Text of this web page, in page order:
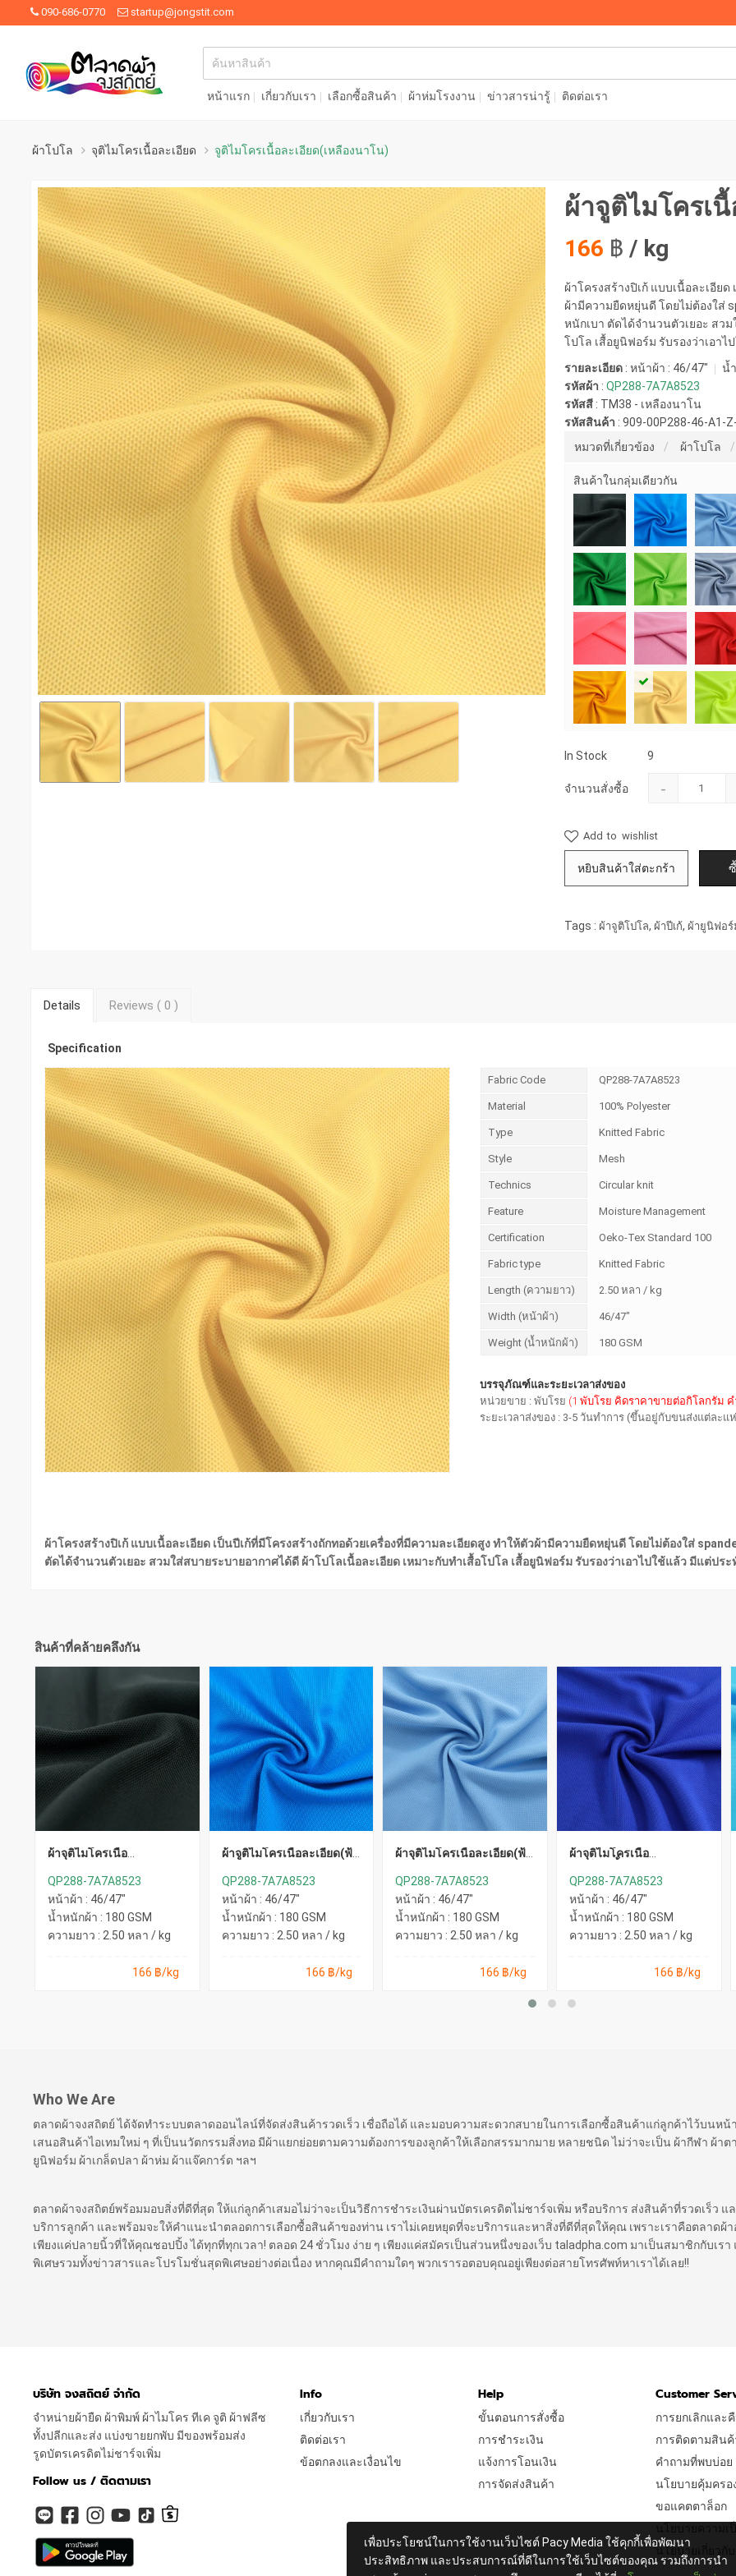
090-686-0770 startup@jongstit.com
หน้าแรก เกี่ยวกับเรา เลือกซื้อสินค้า ผ้าห่มโรงงาน ข่าวสารน่ารู้ ติดต่อเรา
ผ้าโปโล จุติไมโครเนื้อละเอียด จูติไมโครเนื้อละเอียด(เหลืองนาโน)
จูติไมโครเนื้อละเอียด(เหลืองนาโน) #1
ผ้าจูติไมโครเ
166 ฿ / kg
ผ้าโครงสร้างปิเก้ แบบเนื้อละเอีย
ผ้ามีความยืดหยุ่นดี โดยไม่ต้องใส่
หนักเบา ตัดได้จำนวนตัวเยอะ สว
โปโล เสื้อยูนิฟอร์ม รับรองว่าเอา
รายละเอียด : หน้าผ้า : 46/47" น้
รหัสผ้า : QP288-7A7A8523
รหัสสี : TM38 - เหลืองนาโน
รหัสสินค้า : 909-00P288-46-A1-
หมวดที่เกี่ยวข้อง
ผ้าโปโล
สินค้าในกลุ่มเดียวกัน
In Stock 9
จำนวนสั่งซื้อ -
Add to wishlist
Tags : ผ้าจูติโปโล, ผ้าปีเก้, ผ้ายูนิฟอร์
Details Reviews ( 0 )
Specification
Fabric Code QP288-7A7A8523
Material 100% Polyester
Type Knitted Fabric
Style Mesh
Technics Circular knit
Feature Moisture Management
Certification Oeko-Tex Standard 100
Fabric type Knitted Fabric
Length (ความยาว) 2.50 หลา / kg
Width (หน้าผ้า) 46/47"
Weight (น้ำหนักผ้า) 180 GSM
บรรจุภัณฑ์และระยะเวลาส่งของ
หน่วยขาย : พับโรย (1 พับโรย คิดราคาขายต่อกิโลกรัม
ระยะเวลาส่งของ : 3-5 วันทำการ (ขึ้นอยู่กับขนส่งแต่ละแ
ผ้าโครงสร้างปิเก้ แบบเนื้อละเอียด เป็นปีเก้ที่มีโครงสร้างถักทอด้วยเครื่องที่มีความละเอียดสูง ทำให้ตัวผ้ามีความยืดหยุ่นดี โดยไม่ต้องใส่
ตัดได้จำนวนตัวเยอะ สวมใส่สบายระบายอากาศได้ดี ผ้าโปโลเนื้อละเอียด เหมาะกับทำเสื้อโปโล เสื้อยูนิฟอร์ม รับรองว่าเอาไปใช้แล้ว มีแต่ปร
สินค้าที่คล้ายคลึงกัน
ผ้าจุติไมโครเนื้อ
QP288-7A7A8523
หน้าผ้า : 46/47"
น้ำหนักผ้า : 180 GSM
ความยาว : 2.50 หลา / kg
166 ฿/kg
ผ้าจูติไมโครเนื้อละเอียด(ฟ้า
QP288-7A7A8523
หน้าผ้า : 46/47"
น้ำหนักผ้า : 180 GSM
ความยาว : 2.50 หลา / kg
166 ฿/kg
ผ้าจุติไมโครเนื้อละเอียด(ฟ้า
QP288-7A7A8523
หน้าผ้า : 46/47"
น้ำหนักผ้า : 180 GSM
ความยาว : 2.50 หลา / kg
166 ฿/kg
ผ้าจุติไมโครเนื้อ
QP288-7A7A8523
หน้าผ้า : 46/47"
น้ำหนักผ้า : 180 GSM
ความยาว : 2.50 หลา / kg
166 ฿/kg
Who We Are
ตลาดผ้าจงสถิตย์ ได้จัดทำระบบตลาดออนไลน์ที่จัดส่งสินค้ารวดเร็ว เชื่อถือได้ และมอบความสะดวกสบายในการเลือกซื้อสินค้าแก่ลูกค้าไว้บนหน้
เสนอสินค้าไอเทมใหม่ ๆ ที่เป็นนวัตกรรมสิ่งทอ มีผ้าแยกย่อยตามความต้องการของลูกค้าให้เลือกสรรมากมาย หลายชนิด ไม่ว่าจะเป็น ผ้ากีฬา ผ้าต
ยูนิฟอร์ม ผ้าเกล็ดปลา ผ้าห่ม ผ้าแจ๊คการ์ด ฯลฯ
ตลาดผ้าจงสถิตย์พร้อมมอบสิ่งที่ดีที่สุด ให้แก่ลูกค้าเสมอไม่ว่าจะเป็นวิธีการชำระเงินผ่านบัตรเครดิตไม่ชาร์จเพิ่ม หรือบริการ ส่งสินค้าที่รวดเร็ว แ
บริการลูกค้า และพร้อมจะให้คำแนะนำตลอดการเลือกซื้อสินค้าของท่าน เราไม่เคยหยุดที่จะบริการและหาสิ่งที่ดีที่สุดให้คุณ เพราะเราคือตลาดผ้
เพียงแค่ปลายนิ้วที่ให้คุณชอปปิ้ง ได้ทุกที่ทุกเวลา! ตลอด 24 ชั่วโมง ง่าย ๆ เพียงแค่สมัครเป็นส่วนหนึ่งของเว็บ taladpha.com มาเป็นสมาชิกกับเร
พิเศษรวมทั้งข่าวสารและโปรโมชั่นสุดพิเศษอย่างต่อเนื่อง หากคุณมีคำถามใดๆ พวกเรารอตอบคุณอยู่เพียงต่อสายโทรศัพท์หาเราได้เลย!!
บริษัท จงสถิตย์ จำกัด
จำหน่ายผ้ายืด ผ้าพิมพ์ ผ้าไมโคร ทีเค จูติ ผ้าฟลีซ
ทั้งปลีกและส่ง แบ่งขายยกพับ มีของพร้อมส่ง
รูดบัตรเครดิตไม่ชาร์จเพิ่ม
Follow us / ติดตามเรา
Info
เกี่ยวกับเรา
ติดต่อเรา
ข้อตกลงและเงื่อนไข
Help
ขั้นตอนการสั่งซื้อ
การชำระเงิน
แจ้งการโอนเงิน
การจัดส่งสินค้า
Customer
การยกเลิกและ
การติดตามสินค้
คำถามที่พบบ่อย
นโยบายคุ้มครอ
ขอแคตตาล็อก
นโยบายความ
นโยบายเกี่ยวกับ
เพื่อประโยชน์ในการใช้งานเว็บไซต์ Pacy Media ใช้คุกกี้เพื่อพัฒนา
ประสิทธิภาพ และประสบการณ์ที่ดีในการใช้เว็บไซต์ของคุณ รวมถึงการนำ